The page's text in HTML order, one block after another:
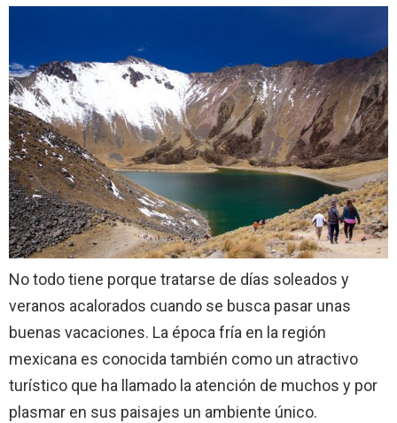
No todo tiene porque tratarse de días soleados y
veranos acalorados cuando se busca pasar unas
buenas vacaciones. La época fría en la región
mexicana es conocida también como un atractivo
turístico que ha llamado la atención de muchos y por
plasmar en sus paisajes un ambiente único.